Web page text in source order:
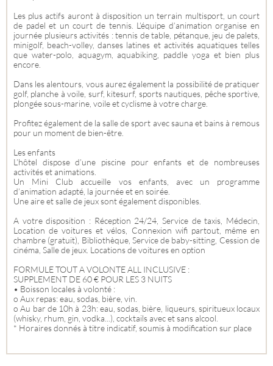
Les plus actifs auront à disposition un terrain multisport, un court
de padel et un court de tennis. L’équipe d’animation organise en
journée plusieurs activités : tennis de table, pétanque, jeu de palets,
minigolf, beach-volley, danses latines et activités aquatiques telles
que water-polo, aquagym, aquabiking, paddle yoga et bien plus
encore.
Dans les alentours, vous aurez également la possibilité de pratiquer
golf, planche à voile, surf, kitesurf, sports nautiques, pêche sportive,
plongée sous-marine, voile et cyclisme à votre charge.
Profitez également de la salle de sport avec sauna et bains à remous
pour un moment de bien-être.
Les enfants
L’hôtel dispose d’une piscine pour enfants et de nombreuses
activités et animations.
Un Mini Club accueille vos enfants, avec un programme
d’animation adapté, la journée et en soirée.
Une aire et salle de jeux sont également disponibles.
A votre disposition : Réception 24/24, Service de taxis, Médecin,
Location de voitures et vélos, Connexion wifi partout, même en
chambre (gratuit), Bibliothèque, Service de baby-sitting, Cession de
cinéma, Salle de jeux. Locations de voitures en option
FORMULE TOUT A VOLONTE ALL INCLUSIVE :
SUPPLEMENT DE 60 € POUR LES 3 NUITS
• Boisson locales à volonté :
o Aux repas: eau, sodas, bière, vin.
o Au bar de 10h à 23h: eau, sodas, bière, liqueurs, spiritueux locaux
(whisky, rhum, gin, vodka...), cocktails avec et sans alcool.
* Horaires donnés à titre indicatif, soumis à modification sur place